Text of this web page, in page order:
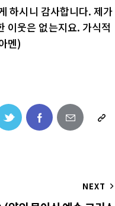
하시니 감사합니다. 제가
이웃은 없는지요. 가식적
멘)
NEXT